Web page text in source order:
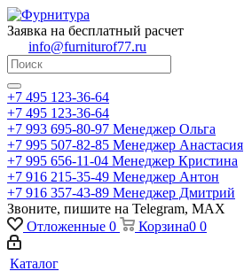
Заявка на бесплатный расчет
info@furniturof77.ru
+7 495 123-36-64
+7 495 123-36-64
+7 993 695-80-97 Менеджер Ольга
+7 995 507-82-85 Менеджер Анастасия
+7 995 656-11-04 Менеджер Кристина
+7 916 215-35-49 Менеджер Антон
+7 916 357-43-89 Менеджер Дмитрий
Звоните, пишите на Telegram, MAX
Отложенные 0 Корзина0 0
Каталог